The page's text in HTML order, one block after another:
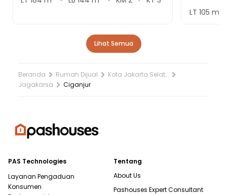
LT 105 m²
Lihat Semua
Beranda Rumah Dijual
Kota Jakarta Selatan
Jagakarsa
Ciganjur
PAS Technologies
Layanan Pengaduan
Konsumen
Tentang
About Us
Pashouses Expert Consultant